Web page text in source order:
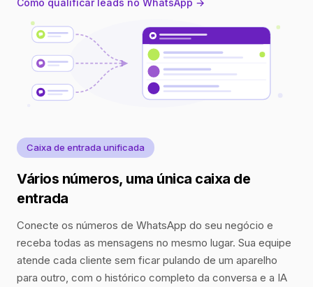
Como qualificar leads no WhatsApp →
Caixa de entrada unificada
Vários números, uma única caixa de
entrada
Conecte os números de WhatsApp do seu negócio e
receba todas as mensagens no mesmo lugar. Sua equipe
atende cada cliente sem ficar pulando de um aparelho
para outro, com o histórico completo da conversa e a IA